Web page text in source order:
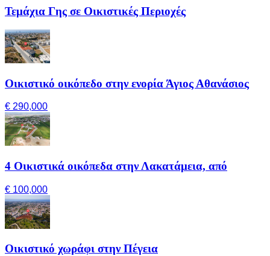
Τεμάχια Γης σε Οικιστικές Περιοχές
Οικιστικό οικόπεδο στην ενορία Άγιος Αθανάσιος
€ 290,000
4 Οικιστικά οικόπεδα στην Λακατάμεια, από
€ 100,000
Οικιστικό χωράφι στην Πέγεια